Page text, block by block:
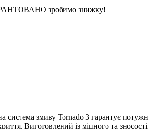
зробимо знижку!
система змиву Tornado 3 гарантує
Виготовлений із міцного та